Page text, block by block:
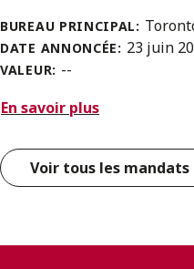
BUREAU PRINCIPAL:
DATE ANNONCÉE: 23 juin
VALEUR: --
En savoir plus
Voir tous les